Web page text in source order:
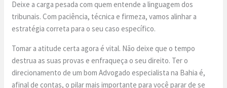
Deixe a carga pesada com quem entende a linguagem dos
tribunais. Com paciência, técnica e firmeza, vamos alinhar a
estratégia correta para o seu caso específico.
Tomar a atitude certa agora é vital. Não deixe que o tempo
destrua as suas provas e enfraqueça o seu direito. Ter o
direcionamento de um bom Advogado especialista na Bahia é,
afinal de contas, o pilar mais importante para você parar de se